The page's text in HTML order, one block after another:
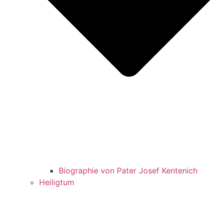
Biographie von Pater Josef Kentenich
Heiligtum